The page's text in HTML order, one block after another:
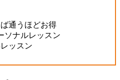
通うほどお得
ソナルレッスン
ッスン